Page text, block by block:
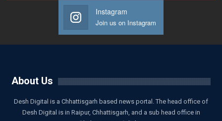
Instagram
Join us on Instagram
About Us
Desh Digital is a Chhattisgarh based news portal. The head office of
Desh Digital is in Raipur, Chhattisgarh, and a sub head office in